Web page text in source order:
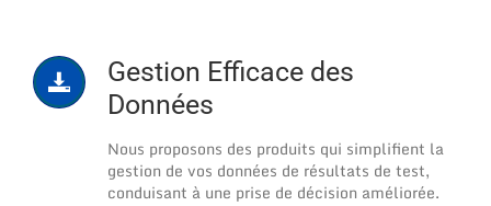
Gestion Efficace des
Données
Nous proposons des produits qui simplifient la
gestion de vos données de résultats de test,
conduisant à une prise de décision améliorée.